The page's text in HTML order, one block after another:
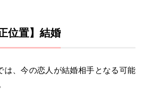
位置】結婚
は、今の恋人が結婚相手となる可能